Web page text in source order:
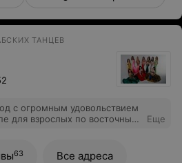
ТАНЦЕВ
с огромным удовольствием
для взрослых по восточным
искренне
и просто очаровательная
Еще
63 Все адреса